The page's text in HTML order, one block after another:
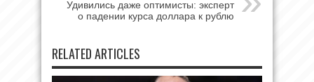
Удивились даже оптимисты: эксперт
о падении курса доллара к рублю
RELATED ARTICLES